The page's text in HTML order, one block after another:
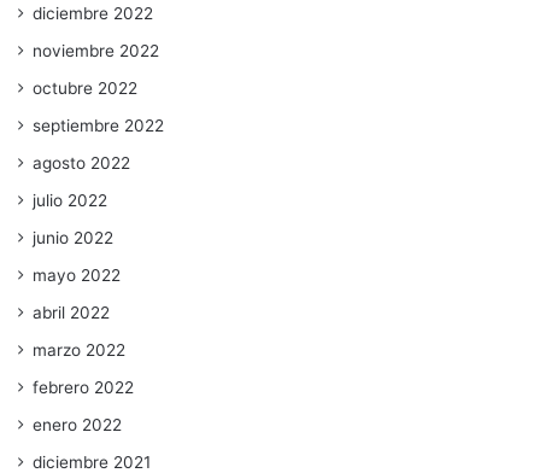
diciembre 2022
noviembre 2022
octubre 2022
septiembre 2022
agosto 2022
julio 2022
junio 2022
mayo 2022
abril 2022
marzo 2022
febrero 2022
enero 2022
diciembre 2021